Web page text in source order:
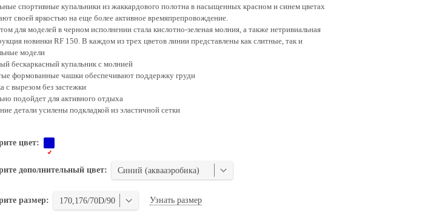
спортивные купальники из жаккардового полотна в насыщенных красном и синем цветах
своей яркостью на еще более активное времяпрепровождение.
для моделей в черном исполнении стала кислотно-зеленая молния, а также нетривиальная
новинки RF 150. В каждом из трех цветов линии представлены как слитные, так и
модели
бескаркасный купальник с молнией
формованные чашки обеспечивают поддержку груди
с вырезом без застежки
подойдет для активного отдыха
детали усилены подкладкой из эластичной сетки
цвет:
дополнительный цвет: Синий (аквааэробика)
размер: 170,176/70D/90 Узнать размер